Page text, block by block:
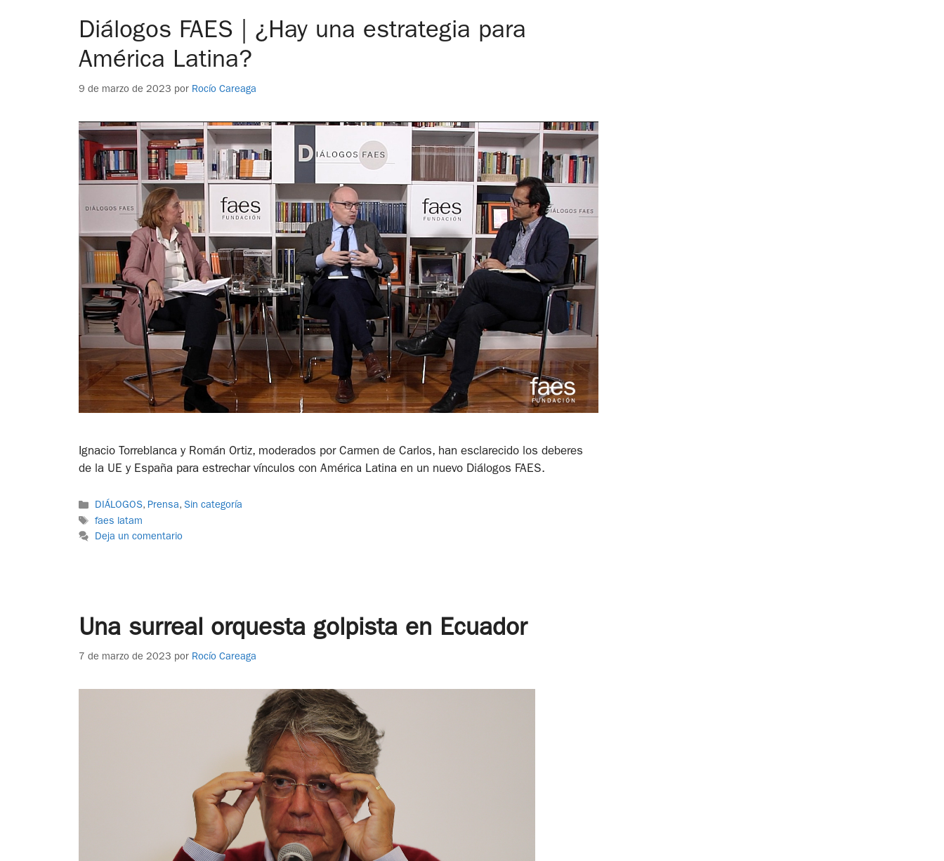
Diálogos FAES | ¿Hay una estrategia para
América Latina?
9 de marzo de 2023 por Rocío Careaga
Ignacio Torreblanca y Román Ortiz, moderados por Carmen de Carlos, han esclarecido los deberes
de la UE y España para estrechar vínculos con América Latina en un nuevo Diálogos FAES.
DIÁLOGOS, Prensa,Sin categoría
faes latam
Deja un comentario
Una surreal orquesta golpista en Ecuador
7 de marzo de 2023 por Rocío Careaga